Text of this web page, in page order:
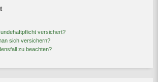
versichert?
sich versichern?
zu beachten?